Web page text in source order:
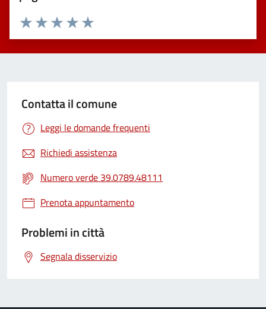
Valuta 5 stelle su 5
Valuta 4 stelle su 5
Valuta 3 stelle su 5
Valuta 2 stelle su 5
Valuta 1 stelle su 5
Contatta il comune
Leggi le domande frequenti
Richiedi assistenza
Numero verde 39.0789.48111
Prenota appuntamento
Problemi in città
Segnala disservizio